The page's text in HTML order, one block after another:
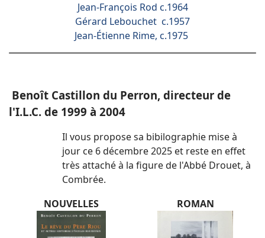
Jean-François Rod c.1964
Gérard Lebouchet c.1957
Jean-Étienne Rime, c.1975
Benoît Castillon du Perron, directeur de
l'I.L.C. de 1999 à 2004
Il vous propose sa bibilographie mise à
jour ce 6 décembre 2025 et reste en effet
très attaché à la figure de l'Abbé Drouet, à
Combrée.
NOUVELLES
ROMAN